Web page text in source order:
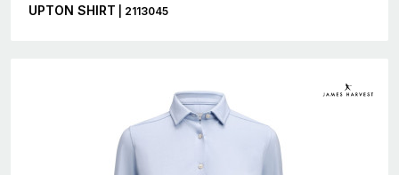
UPTON SHIRT | 2113045